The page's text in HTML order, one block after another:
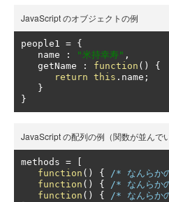
JavaScript のオブジェクトの例
people1 = {
   name
: "米持幸寿" ,
   getName
: function ()
{
return this . name ;
}
}
JavaScript の配列の例（関数が並んで
methods =
function () { /* なんらか
function () { /* なんらか
function () { /* なんらか